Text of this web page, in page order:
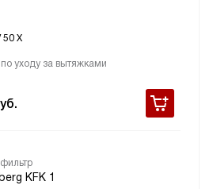
50 X
уходу за вытяжками
KFK 1